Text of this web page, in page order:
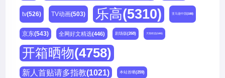
tv(526) TV动画(503) 乐高(5310) 亚马逊中国(188)
京东(543) 全网好文精选(446) 剧场版(268) 天猫精选(180)
开箱晒物(4758)
新人首贴请多指教(1021) 本站首晒(259)